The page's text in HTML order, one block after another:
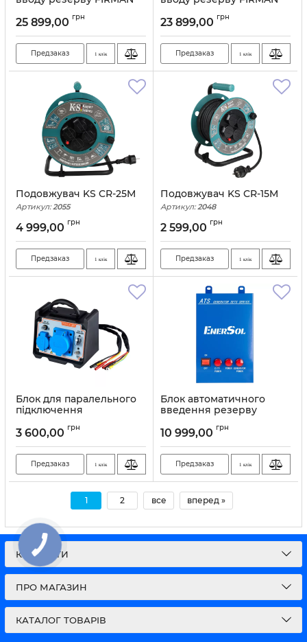
Артикул: 11173
25 899,00 грн
Предзаказ 1 клік
Артикул: 11172
23 899,00 грн
Предзаказ 1 клік
Подовжувач KS CR-25M
Артикул: 2055
4 999,00 грн
Предзаказ 1 клік
Подовжувач KS CR-15M
Артикул: 2048
2 599,00 грн
Предзаказ 1 клік
Блок для паралельного
підключення
EPCB
Артикул: 12056
3 600,00 грн
Предзаказ 1 клік
Блок автоматичного
введення резерву
Артикул: 12059
10 999,00 грн
Предзаказ 1 клік
1 2 все вперед »
КОНТАКТИ
ПРО МАГАЗИН
КАТАЛОГ ТОВАРІВ